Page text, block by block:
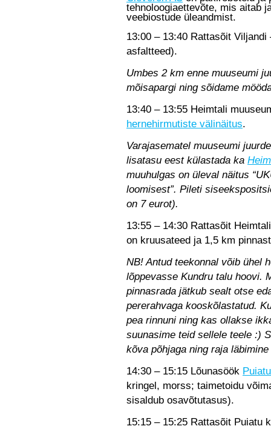
tehnoloogiaettevõte, mis aitab
veebiostude üleandmist.
13:00 – 13:40 Rattasõit
asfaltteed).
Umbes 2 km enne muuseumi
mõisapargi ning sõidame
13:40 – 13:55 Heimtali
hernehirmutiste välinäitus.
Varajasematel muuseumi
lisatasu eest külastada ka
muuhulgas on üleval näitus
loomisest”. Pileti
on 7 eurot).
13:55 – 14:30 Rattasõit
on kruusateed ja 1,5 km
NB! Antud teekonnal võib ühel
lõppevasse Kundru talu hoovi.
pinnasrada jätkub sealt otse
pererahvaga kooskõlastatud.
pea rinnuni ning kas ollakse
suunasime teid sellele teele :)
kõva põhjaga ning raja
14:30 – 15:15 Lõunasöök
kringel, morss; taimetoidu
sisaldub osavõtutasus).
15:15 – 15:25 Rattasõit Puiatu